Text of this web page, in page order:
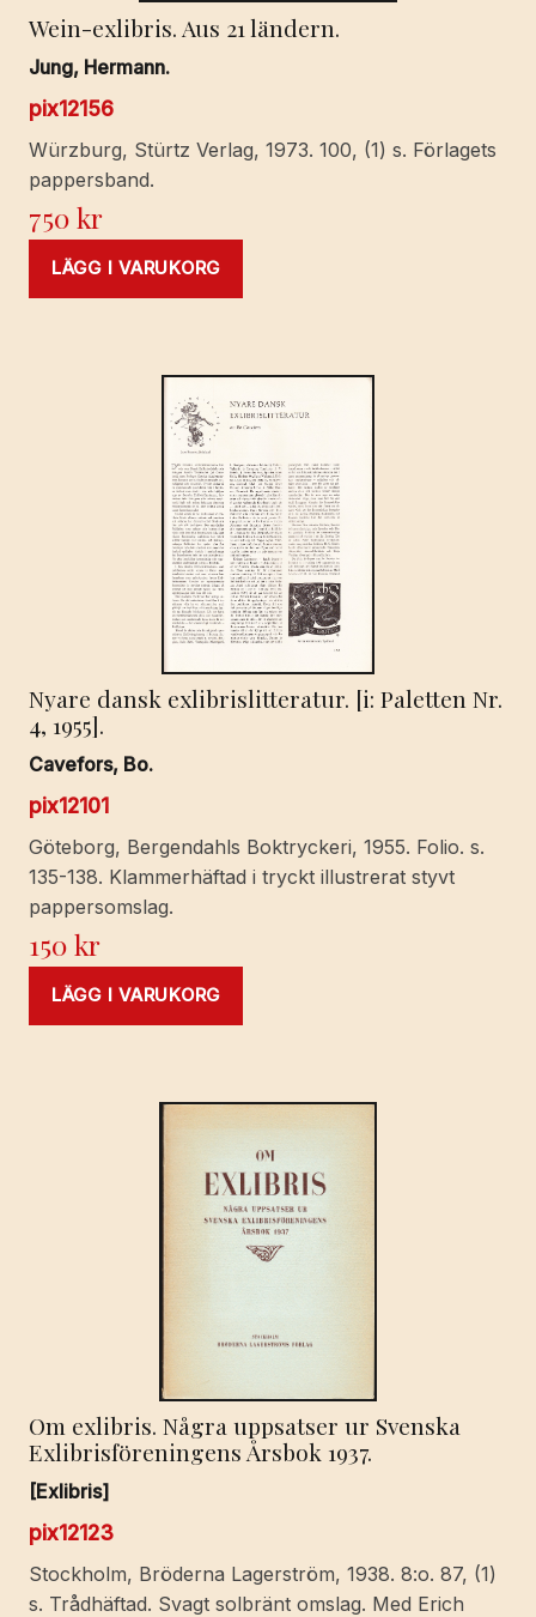
Wein-exlibris. Aus 21 ländern.
Jung, Hermann.
pix12156
Würzburg, Stürtz Verlag, 1973. 100, (1) s. Förlagets
pappersband.
750kr
LÄGG I VARUKORG
Nyare dansk exlibrislitteratur. [i: Paletten Nr.
4, 1955].
Cavefors, Bo.
pix12101
Göteborg, Bergendahls Boktryckeri, 1955. Folio. s.
135-138. Klammerhäftad i tryckt illustrerat styvt
pappersomslag.
150kr
LÄGG I VARUKORG
Om exlibris. Några uppsatser ur Svenska
Exlibrisföreningens Årsbok 1937.
[Exlibris]
pix12123
Stockholm, Bröderna Lagerström, 1938. 8:o. 87, (1)
s. Trådhäftad. Svagt solbränt omslag. Med Erich